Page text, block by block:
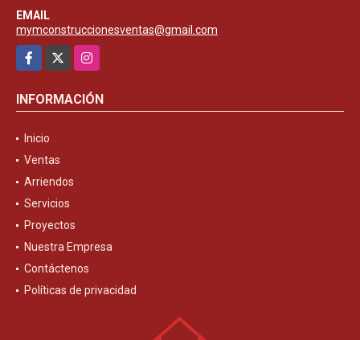
EMAIL
mymconstruccionesventas@gmail.com
Facebook
Instagram
INFORMACIÓN
Inicio
Ventas
Arriendos
Servicios
Proyectos
Nuestra Empresa
Contáctenos
Políticas de privacidad